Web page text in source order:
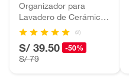
Organizador para
Lavadero de Cerámica
Chet
(2)
S/ 39.50 -50%
S/ 79